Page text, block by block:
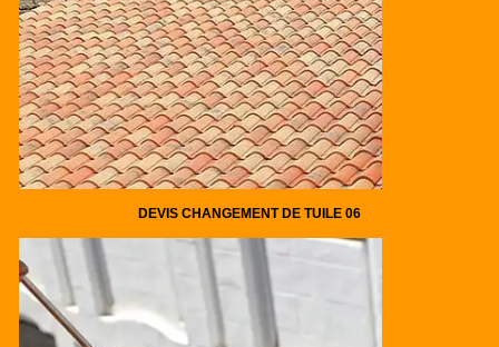
DEVIS CHANGEMENT DE TUILE 06